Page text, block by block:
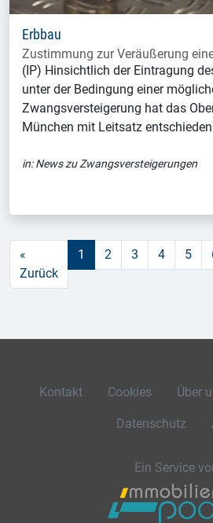
Erbbau
Zustimmung zur Veräußerung
(IP) Hinsichtlich der Eintragung
unter der Bedingung einer
Zwangsversteigerung hat das
München mit Leitsatz
in:News zu Zwangsversteigerungen
«
Zurück
1 2 3 4 5
Kontakt Cookies Über
Datenschutz
Ein Service